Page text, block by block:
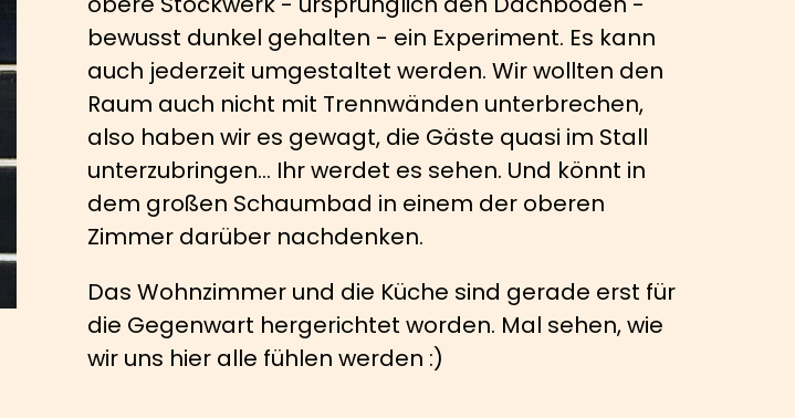
bewusst dunkel gehalten - ein Experiment. Es kann
auch jederzeit umgestaltet werden. Wir wollten den
Raum auch nicht mit Trennwänden unterbrechen,
also haben wir es gewagt, die Gäste quasi im Stall
unterzubringen... Ihr werdet es sehen. Und könnt in
dem großen Schaumbad in einem der oberen
Zimmer darüber nachdenken.
Das Wohnzimmer und die Küche sind gerade erst für
die Gegenwart hergerichtet worden. Mal sehen, wie
wir uns hier alle fühlen werden :)